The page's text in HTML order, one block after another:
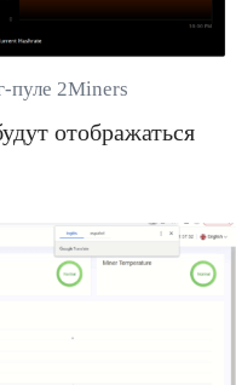
пуле 2Miners
отображаться